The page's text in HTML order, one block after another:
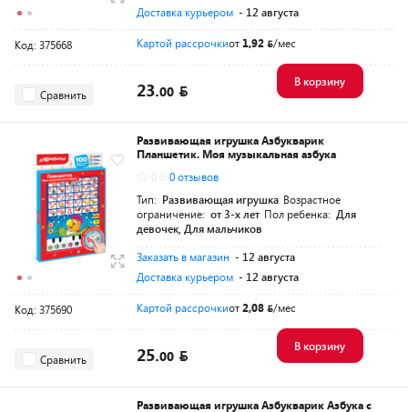
Доставка курьером - 12 августа
Код: 375668 Картой рассрочкиот 1,92 /мес
Сравнить 23.00
В корзину
Развивающая игрушка Азбукварик
Планшетик. Моя музыкальная азбука
0 отзывов
Тип: Развивающая игрушка Возрастное
ограничение: от 3-х лет Пол ребенка: Для
девочек, Для мальчиков
Заказать в магазин - 12 августа
Доставка курьером - 12 августа
Код: 375690 Картой рассрочкиот2,08 /мес
Сравнить 25.00
В корзину
Развивающая игрушка Азбукварик Азбука с